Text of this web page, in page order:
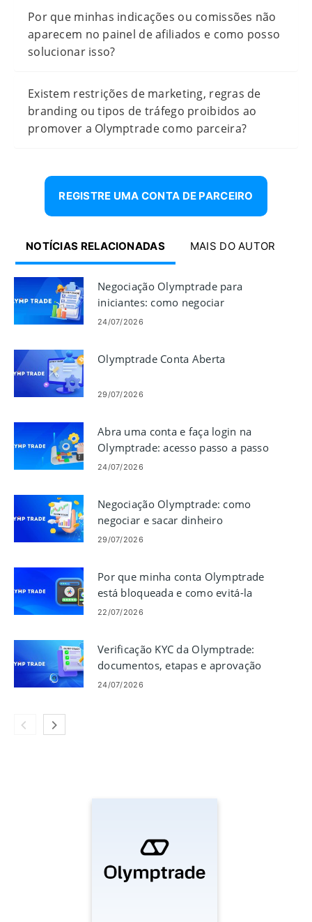
Por que minhas indicações ou comissões não
aparecem no painel de afiliados e como posso
solucionar isso?
Existem restrições de marketing, regras de
branding ou tipos de tráfego proibidos ao
promover a Olymptrade como parceira?
REGISTRE UMA CONTA DE PARCEIRO
NOTÍCIAS RELACIONADAS MAIS DO AUTOR
Negociação Olymptrade para
iniciantes: como negociar
24/07/2026
Olymptrade Conta Aberta
29/07/2026
Abra uma conta e faça login na
Olymptrade: acesso passo a passo
24/07/2026
Negociação Olymptrade: como
negociar e sacar dinheiro
29/07/2026
Por que minha conta Olymptrade
está bloqueada e como evitá-la
22/07/2026
Verificação KYC da Olymptrade:
documentos, etapas e aprovação
24/07/2026